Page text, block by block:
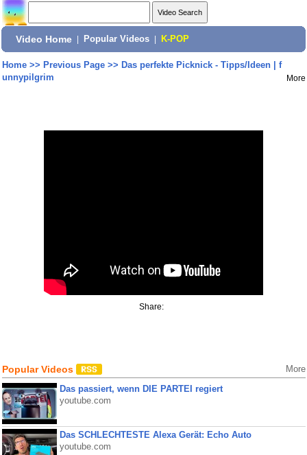
Video Home Popular Videos K-POP
Home>> Previous Page>> Das perfekte Picknick - Tipps/Ideen | f
unnypilgrim
More
Share:
Popular Videos More
Das passiert, wenn DIE PARTEI regiert
youtube.com
Das SCHLECHTESTE Alexa Gerät: Echo Auto
youtube.com